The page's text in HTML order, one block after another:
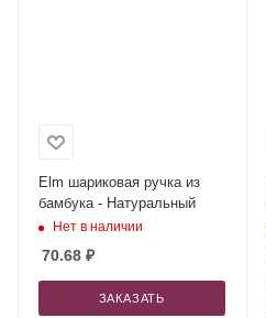
Elm шариковая ручка из
бамбука - Натуральный
Нет в наличии
70.68 ₽
ЗАКАЗАТЬ